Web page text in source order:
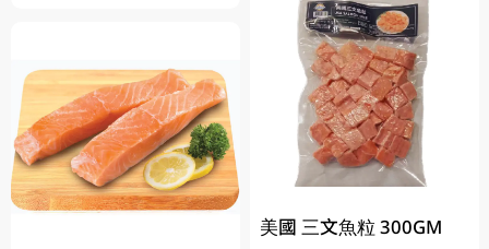
美國 三文魚粒 300GM